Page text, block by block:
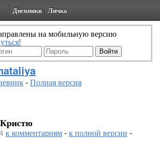
Дневники Личка
на мобильную версию
-Полная версия
к комментариям-к полной версии -